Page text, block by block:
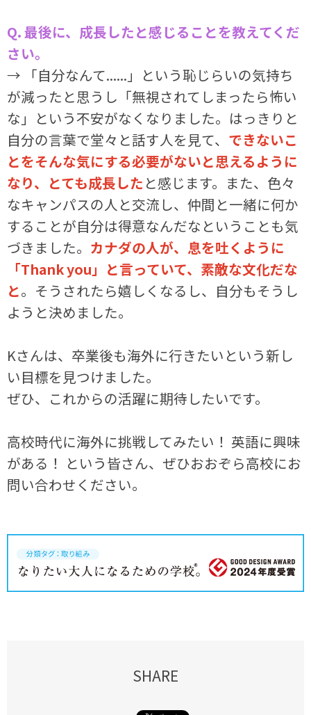
Q. 最後に、成長したと感じることを教えてくだ
さい。
→ 「自分なんて......」という恥じらいの気持ち
が減ったと思うし「無視されてしまったら怖い
な」という不安がなくなりました。はっきりと
自分の言葉で堂々と話す人を見て、 できないこ
とをそんな気にする必要がないと思えるように
なり、とても成長した と感じます。また、色々
なキャンパスの人と交流し、仲間と一緒に何か
することが自分は得意なんだなということも気
づきました。 カナダの人が、息を吐くように
「Thank you」と言っていて、素敵な文化だな
と。そうされたら嬉しくなるし、自分もそうし
ようと決めました。
Kさんは、卒業後も海外に行きたいという新し
い目標を見つけました。
ぜひ、これからの活躍に期待したいです。
高校時代に海外に挑戦してみたい！ 英語に興味
がある！ という皆さん、ぜひおおぞら高校にお
問い合わせください。
SHARE